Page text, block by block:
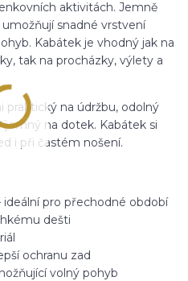
aktivitách. Jemně
snadné vrstvení
Kabátek je vhodný jak na
tak na procházky, výlety a
na údržbu, odolný
na dotek. Kabátek si
i při častém nošení.
pro přechodné období
dešti
ochranu zad
volný pohyb